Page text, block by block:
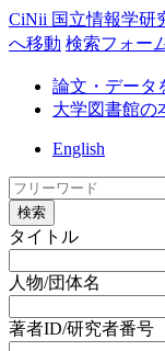
CiNii 国立情報学研
へ移動 検索フォー
論文・データ
大学図書館の
English
検索
タイトル
人物/団体名
著者ID/研究者番号